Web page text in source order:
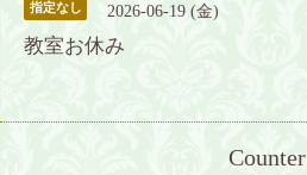
指定なし 2026-06-19 (金)
教室お休み
Counter